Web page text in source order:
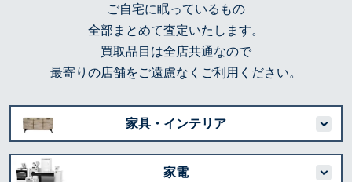
ご自宅に眠っているもの
全部まとめて査定いたします。
買取品目は全店共通なので
最寄りの店舗をご遠慮なくご利用ください。
家具・インテリア
家電